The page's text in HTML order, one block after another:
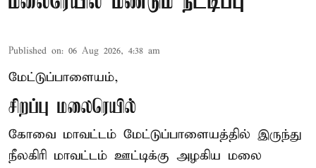
Published on: 06 Aug 2026, 4:38 am
மேட்டுப்பாளையம்,
சிறப்பு மலைரெயில்
கோவை மாவட்டம் மேட்டுப்பாளையத்தில் இருந்து
நீலகிரி மாவட்டம் ஊட்டிக்கு அழகிய மலை